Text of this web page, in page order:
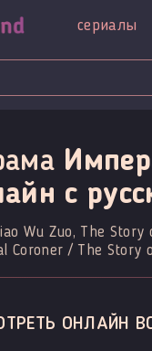
сериалы
c
Wu Zuo, The
Coroner / The
ОНЛАЙН